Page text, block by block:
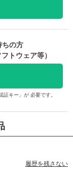
ちの方
トウェア等）
キー」が 必要です。
履歴を残さない